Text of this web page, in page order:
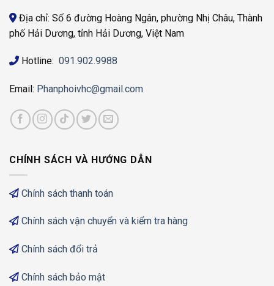
Địa chỉ: Số 6 đường Hoàng Ngân, phường Nhị Châu, Thành
phố Hải Dương, tỉnh Hải Dương, Việt Nam
Hotline: 091.902.9988
Email: Phanphoivhc@gmail.com
CHÍNH SÁCH VÀ HƯỚNG DẪN
Chính sách thanh toán
Chính sách vận chuyển và kiểm tra hàng
Chính sách đổi trả
Chính sách bảo mật